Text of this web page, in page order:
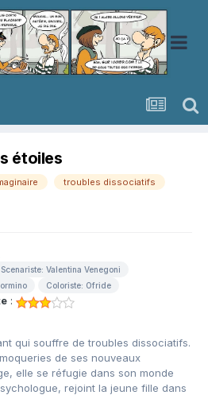
étoiles
troubles dissociatifs
Scenariste: Valentina Venegoni
Coloriste: Ofride
:
qui souffre de troubles dissociatifs.
de ses nouveaux
elle se réfugie dans son monde
rejoint la jeune fille dans